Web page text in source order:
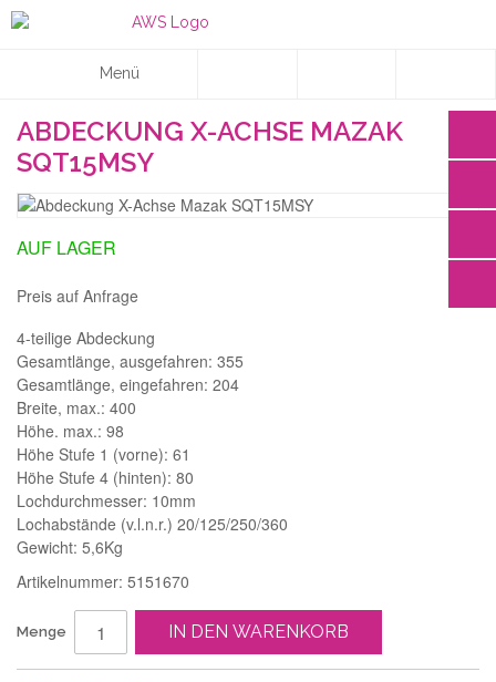
Menü
ABDECKUNG X-ACHSE MAZAK
SQT15MSY
AUF LAGER
Preis auf Anfrage
4-teilige Abdeckung
Gesamtlänge, ausgefahren: 355
Gesamtlänge, eingefahren: 204
Breite, max.: 400
Höhe. max.: 98
Höhe Stufe 1 (vorne): 61
Höhe Stufe 4 (hinten): 80
Lochdurchmesser: 10mm
Lochabstände (v.l.n.r.) 20/125/250/360
Gewicht: 5,6Kg
Artikelnummer: 5151670
Menge IN DEN WARENKORB